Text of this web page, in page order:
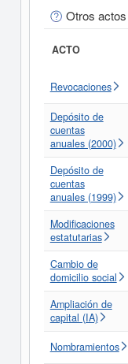
Otros actos
ACTO
Revocaciones
Depósito de
cuentas
anuales (2000)
Depósito de
cuentas
anuales (1999)
Modificaciones
estatutarias
Cambio de
domicilio social
Ampliación de
capital (IA)
Nombramientos